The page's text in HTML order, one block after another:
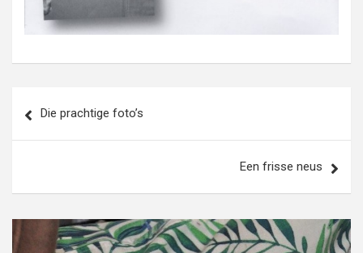
navigatie
Die prachtige foto’s
Een frisse neus